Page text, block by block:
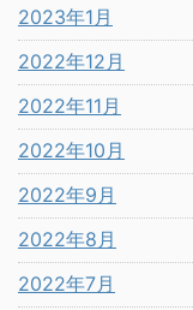
2023年1月
2022年12月
2022年11月
2022年10月
2022年9月
2022年8月
2022年7月